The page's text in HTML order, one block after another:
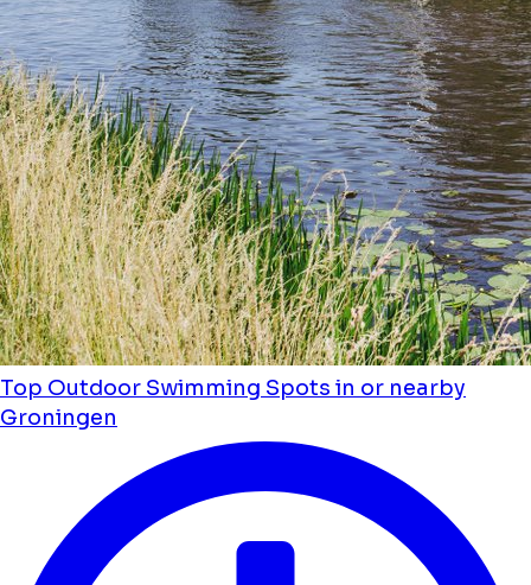
Top Outdoor Swimming Spots in or nearby
Groningen